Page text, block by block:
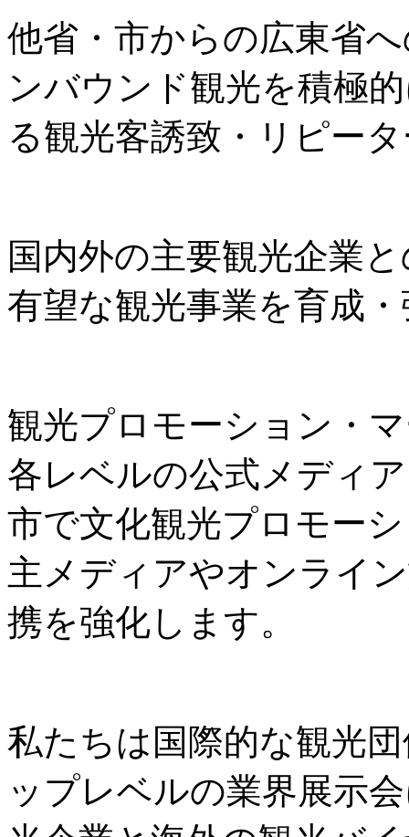
他省・市からの広東省
ンバウンド観光を積極
る観光客誘致・リピー
国内外の主要観光企業
有望な観光事業を育成
観光プロモーション・
各レベルの公式メディ
市で文化観光プロモー
主メディアやオンライ
携を強化します。
私たちは国際的な観光
ップレベルの業界展示